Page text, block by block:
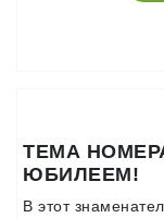
ТЕМА
ЮБИЛЕЕМ!
В этот